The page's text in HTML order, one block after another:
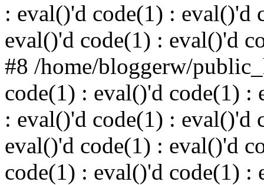
: eval()'d code(1) : eval()'d
eval()'d code(1) : eval()'d
#8 /home/bloggerw/
code(1) : eval()'d code(1) :
: eval()'d code(1) : eval()'d
eval()'d code(1) : eval()'d
code(1) : eval()'d code(1) :